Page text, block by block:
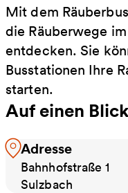
Mit dem
die Räuberwege
entdecken. Sie
Busstationen Ihre
starten.
Auf einen Blick
Adresse
Bahnhofstraße 1
Sulzbach